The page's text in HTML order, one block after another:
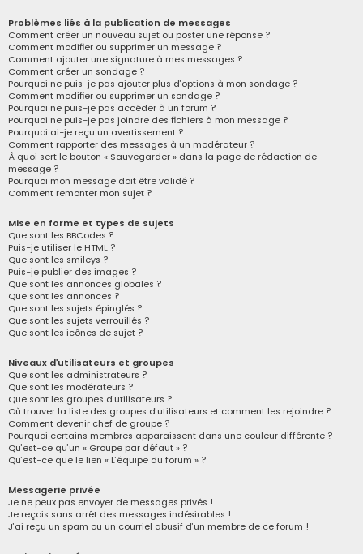
Problèmes liés à la publication de messages
Comment créer un nouveau sujet ou poster une réponse ?
Comment modifier ou supprimer un message ?
Comment ajouter une signature à mes messages ?
Comment créer un sondage ?
Pourquoi ne puis-je pas ajouter plus d’options à mon sondage ?
Comment modifier ou supprimer un sondage ?
Pourquoi ne puis-je pas accéder à un forum ?
Pourquoi ne puis-je pas joindre des fichiers à mon message ?
Pourquoi ai-je reçu un avertissement ?
Comment rapporter des messages à un modérateur ?
À quoi sert le bouton « Sauvegarder » dans la page de rédaction de
message ?
Pourquoi mon message doit être validé ?
Comment remonter mon sujet ?
Mise en forme et types de sujets
Que sont les BBCodes ?
Puis-je utiliser le HTML ?
Que sont les smileys ?
Puis-je publier des images ?
Que sont les annonces globales ?
Que sont les annonces ?
Que sont les sujets épinglés ?
Que sont les sujets verrouillés ?
Que sont les icônes de sujet ?
Niveaux d’utilisateurs et groupes
Que sont les administrateurs ?
Que sont les modérateurs ?
Que sont les groupes d’utilisateurs ?
Où trouver la liste des groupes d’utilisateurs et comment les rejoindre ?
Comment devenir chef de groupe ?
Pourquoi certains membres apparaissent dans une couleur différente ?
Qu’est-ce qu’un « Groupe par défaut » ?
Qu’est-ce que le lien « L’équipe du forum » ?
Messagerie privée
Je ne peux pas envoyer de messages privés !
Je reçois sans arrêt des messages indésirables !
J’ai reçu un spam ou un courriel abusif d’un membre de ce forum !